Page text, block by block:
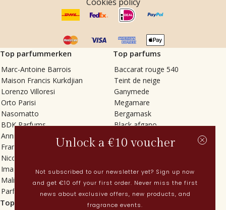
Top parfummerken
Marc-Antoine Barrois
Maison Francis Kurkdjian
Lorenzo Villoresi
Orto Parisi
Nasomatto
BDK Parfums
Annindriya
Francesca Bianchi
Nicolaï
Imaginary Authors
Malin + Goetz
Parfums MDCI
Top parfums
Baccarat rouge 540
Teint de neige
Ganymede
Megamare
Bergamask
Black afgano
Tilia
Vetiver Rain
In Love with Everything
Sticky Fingers
Top categorieën Actueel
Unlock a €10 voucher
Not subscribed to our newsletter yet? Sign up now
and get €10 off your first order. Never miss the first
news about exclusive offers, new products, and
fragrance events.